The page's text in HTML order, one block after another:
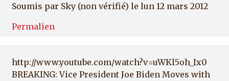
Soumis par Sky (non vérifié) le lun 12 mars 2012
Permalien
http://www.youtube.com/watch?v=uWKl5oh_Ix0
BREAKING: Vice President Joe Biden Moves with